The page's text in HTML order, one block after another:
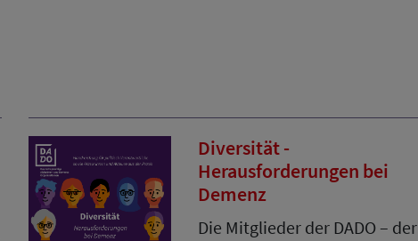
Diversität -
Herausforderungen bei
Demenz
Die Mitglieder der DADO – der